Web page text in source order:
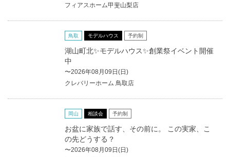
フィアスホーム甲斐山梨店
鳥取 モデルハウス 予約制
湖山町北✨モデルハウス✨創業祭イベント開催
中
〜2026年08月09日(日)
クレバリーホーム 鳥取店
岡山 相談会 予約制
お盆に家族で話す、その前に。 この実家、こ
の先どうする？
〜2026年08月09日(日)